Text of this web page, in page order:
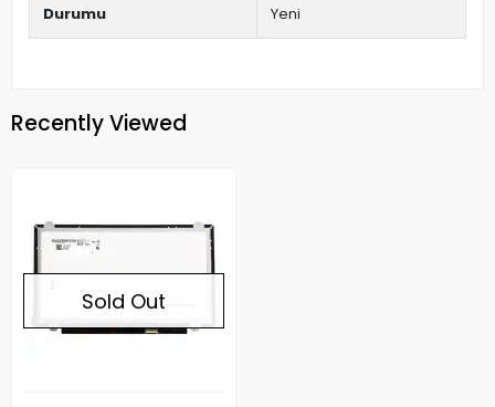
Durumu Yeni
Recently Viewed
Sold Out